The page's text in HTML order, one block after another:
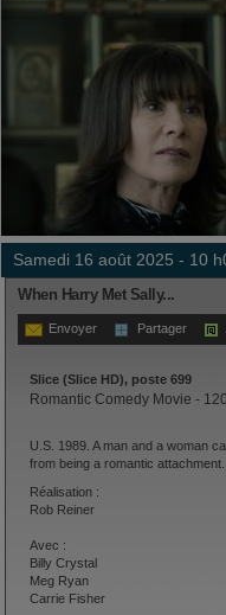
samedi 16 août 2025 - 10
When Harry Met Sally...
Envoyer Partager
Slice (Slice HD), poste 699
Romantic Comedy Movie -
U.S. 1989. A man and a woman
from being a romantic attachment.
Réalisation :
Rob Reiner
Avec :
Billy Crystal
Meg Ryan
Carrie Fisher